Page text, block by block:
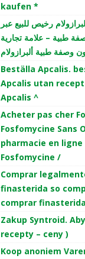
kaufen *
رخيص للبيع عبر
طبية – علامة تجارية
Beställa Apcalis.
Apcalis utan
Apcalis ^
Acheter pas cher
Fosfomycine Sans
pharmacie en
Fosfomycine /
Comprar
finasterida so
comprar
Zakup Syntroid.
recepty – ceny )
Koop anoniem